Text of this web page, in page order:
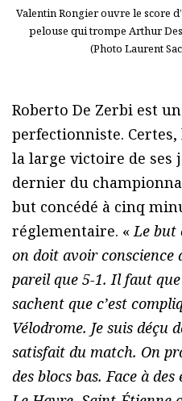
Valentin Rongier ouvre le score
pelouse qui trompe Arthur
(Photo Laurent
Roberto De Zerbi est
perfectionniste.
la large victoire de ses
dernier du
but concédé à cinq
réglementaire. « Le but
on doit avoir conscience
pareil que 5-1. Il faut
sachent que c’est
Vélodrome. Je suis déçu
satisfait du match. On
des blocs bas. Face à